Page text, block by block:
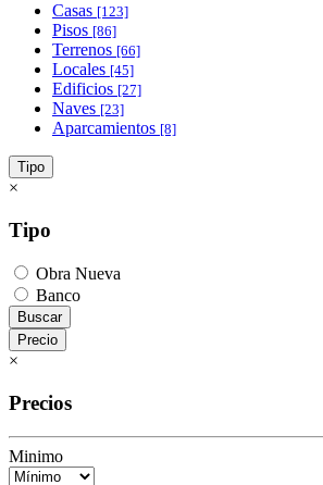
Casas [123]
Pisos [86]
Terrenos [66]
Locales [45]
Edificios [27]
Naves [23]
Aparcamientos [8]
Tipo
×
Tipo
Obra Nueva
Banco
Buscar
Precio
×
Precios
Minimo